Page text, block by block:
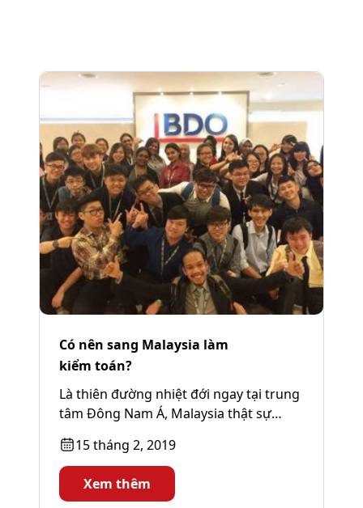
Có nên sang Malaysia làm
kiểm toán?
Là thiên đường nhiệt đới ngay tại trung
tâm Đông Nam Á, Malaysia thật sự
15 tháng 2, 2019
Xem thêm